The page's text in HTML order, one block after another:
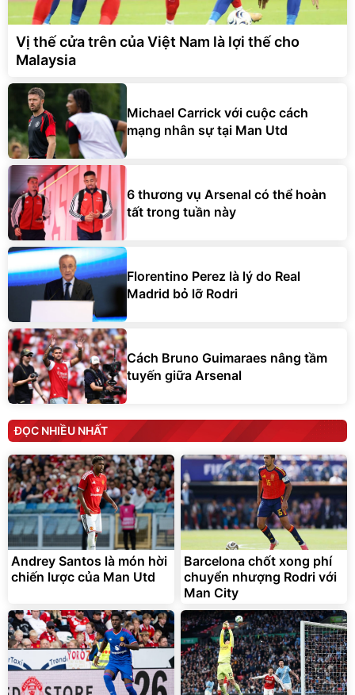
Vị thế cửa trên của Việt Nam là lợi thế cho
Malaysia
Michael Carrick với cuộc cách
mạng nhân sự tại Man Utd
6 thương vụ Arsenal có thể hoàn
tất trong tuần này
Florentino Perez là lý do Real
Madrid bỏ lỡ Rodri
Cách Bruno Guimaraes nâng tầm
tuyến giữa Arsenal
ĐỌC NHIỀU NHẤT
Andrey Santos là món hời
chiến lược của Man Utd
Barcelona chốt xong phí
chuyển nhượng Rodri với
Man City